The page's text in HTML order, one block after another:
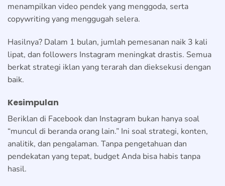
menampilkan video pendek yang menggoda, serta
copywriting yang menggugah selera.
Hasilnya? Dalam 1 bulan, jumlah pemesanan naik 3 kali
lipat, dan followers Instagram meningkat drastis. Semua
berkat strategi iklan yang terarah dan dieksekusi dengan
baik.
Kesimpulan
Beriklan di Facebook dan Instagram bukan hanya soal
“muncul di beranda orang lain.” Ini soal strategi, konten,
analitik, dan pengalaman. Tanpa pengetahuan dan
pendekatan yang tepat, budget Anda bisa habis tanpa
hasil.